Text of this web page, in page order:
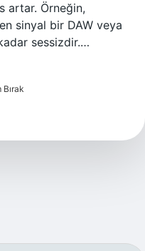
artar. Örneğin,
sinyal bir DAW veya
sessizdir.…
Bırak